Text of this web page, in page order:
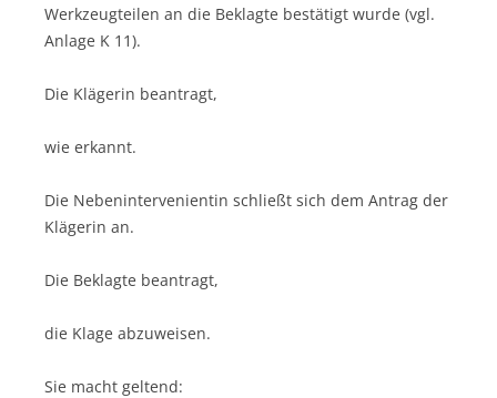
Werkzeugteilen an die Beklagte bestätigt wurde (vgl.
Anlage K 11).
Die Klägerin beantragt,
wie erkannt.
Die Nebenintervenientin schließt sich dem Antrag der
Klägerin an.
Die Beklagte beantragt,
die Klage abzuweisen.
Sie macht geltend: